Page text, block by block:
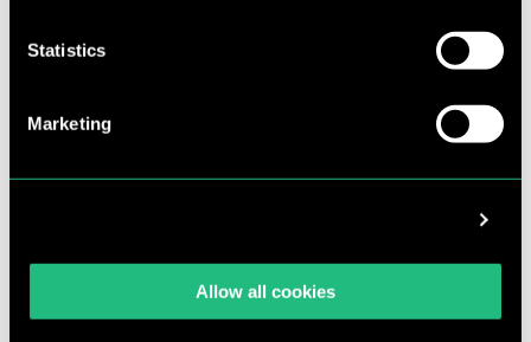
Statistics
Marketing
Allow all cookies
medewerker/Planner (24-32 uur)
gelijke kansen voor kinderen?